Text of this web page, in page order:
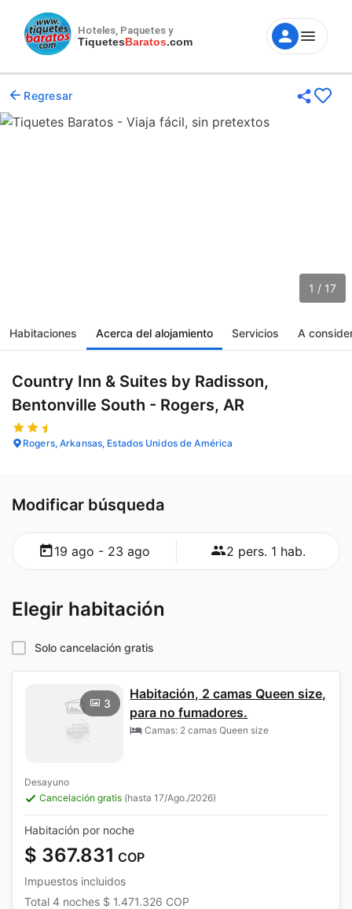
Hoteles, Paquetes y
TiquetesBaratos.com
Regresar
1 / 17
Habitaciones Acerca del alojamiento Servicios A
Country Inn & Suites by Radisson,
Bentonville South - Rogers, AR
Rogers, Arkansas, Estados Unidos de América
Modificar búsqueda
19 ago - 23 ago 2 pers. 1 hab.
Elegir habitación
Solo cancelación gratis
3
Habitación, 2 camas Queen size,
para no fumadores.
Camas: 2 camas Queen size
Desayuno
Cancelación gratis (hasta 17/Ago./2026)
Habitación por noche
$ 367.831 COP
Impuestos incluidos
Total 4 noches $ 1.471.326 COP